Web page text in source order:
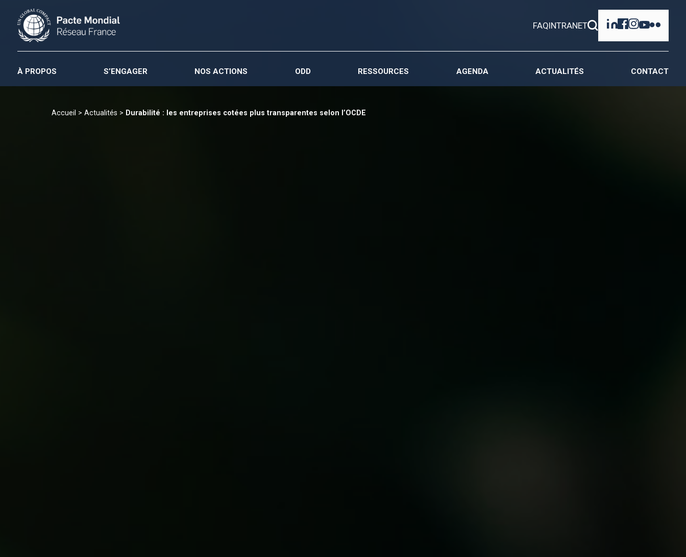
FAQINTRANET
À PROPOS S’ENGAGER NOS ACTIONS ODD RESSOURCES AGENDA ACTUALITÉS CONTACT
Accueil > Actualités > Durabilité : les entreprises cotées plus transparentes selon l’OCDE